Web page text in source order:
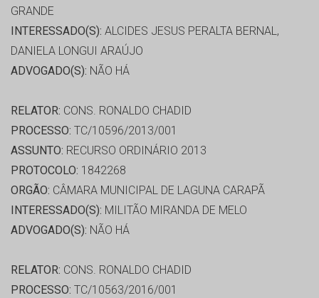
GRANDE
INTERESSADO(S): ALCIDES JESUS PERALTA BERNAL,
DANIELA LONGUI ARAÚJO
ADVOGADO(S): NÃO HÁ
RELATOR: CONS. RONALDO CHADID
PROCESSO: TC/10596/2013/001
ASSUNTO: RECURSO ORDINÁRIO 2013
PROTOCOLO: 1842268
ORGÃO: CÂMARA MUNICIPAL DE LAGUNA CARAPÃ
INTERESSADO(S): MILITÃO MIRANDA DE MELO
ADVOGADO(S): NÃO HÁ
RELATOR: CONS. RONALDO CHADID
PROCESSO: TC/10563/2016/001